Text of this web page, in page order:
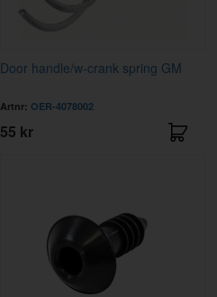
Door handle/w-crank spring GM
Artnr: OER-4078002
55 kr